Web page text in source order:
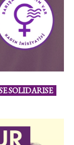
SOLIDARISE